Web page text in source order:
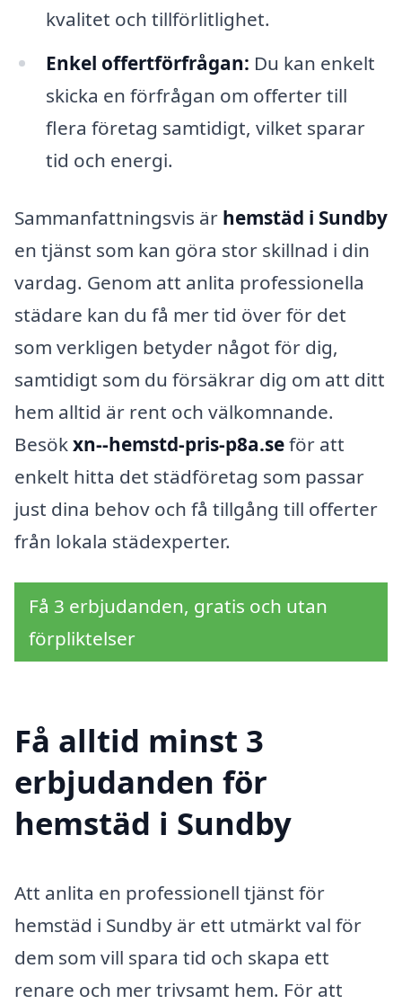
kvalitet och tillförlitlighet.
Enkel offertförfrågan: Du kan enkelt
skicka en förfrågan om offerter till
flera företag samtidigt, vilket sparar
tid och energi.
Sammanfattningsvis är hemstäd i Sundby
en tjänst som kan göra stor skillnad i din
vardag. Genom att anlita professionella
städare kan du få mer tid över för det
som verkligen betyder något för dig,
samtidigt som du försäkrar dig om att ditt
hem alltid är rent och välkomnande.
Besökxn--hemstd-pris-p8a.seför att
enkelt hitta det städföretag som passar
just dina behov och få tillgång till offerter
från lokala städexperter.
Få 3 erbjudanden, gratis och utan
förpliktelser
Få alltid minst 3
erbjudanden för
hemstäd i Sundby
Att anlita en professionell tjänst för
hemstäd i Sundby är ett utmärkt val för
dem som vill spara tid och skapa ett
renare och mer trivsamt hem. För att